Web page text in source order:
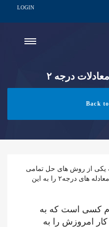
LOGIN
Back
یکی از روش های حل تمامی
معادلات است آشنا می‌شویم و معادله های درجه۲ را به این
کسى است که به
امروزش را به